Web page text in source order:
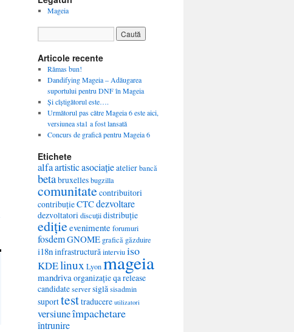
Mageia
Articole recente
Rămas bun!
Dandifying Mageia – Adăugarea
suportului pentru DNF în Mageia
Și cîștigătorul este….
Următorul pas către Mageia 6 este aici,
versiunea sta1 a fost lansată
Concurs de grafică pentru Mageia 6
Etichete
alfaartisticasociațieatelierbancă
betabruxellesbugzilla
comunitatecontribuitori
contribuțieCTCdezvoltare
dezvoltatoridiscuțiidistribuție
edițieevenimenteforumuri
fosdemGNOME grafică găzduire
i18ninfrastructurăinterviuiso
KDElinux Lyonmageia
mandrivaorganizațieqarelease
candidateserversiglăsisadmin
suporttesttraducere utilizatori
versiuneîmpachetare
întrunire